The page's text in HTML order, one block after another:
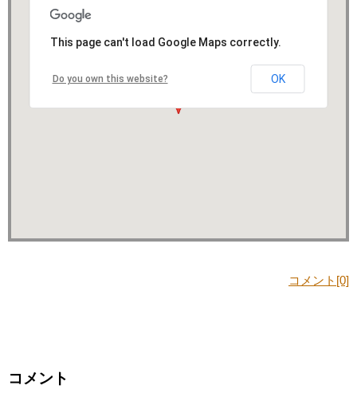
This page can't load Google Maps correctly.
Do you own this website? OK
コメント[0]
コメント